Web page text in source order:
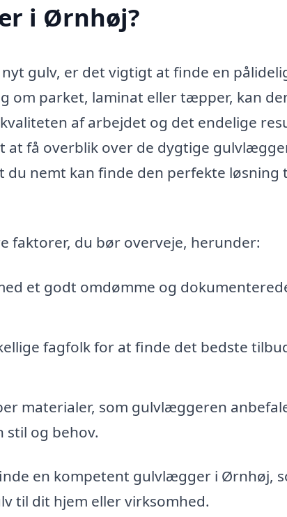
i Ørnhøj?
gulv, er det vigtigt at finde en
om parket, laminat eller tæpper, kan
af arbejdet og det endelige
få overblik over de dygtige
du nemt kan finde den perfekte løsning
faktorer, du bør overveje, herunder:
et godt omdømme og
fagfolk for at finde det bedste
materialer, som gulvlæggeren
og behov.
en kompetent gulvlægger i Ørnhøj,
til dit hjem eller virksomhed.